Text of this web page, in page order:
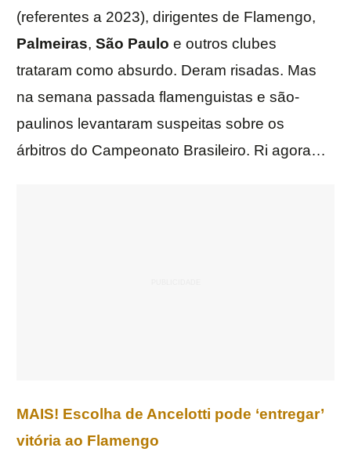
(referentes a 2023), dirigentes de Flamengo,
Palmeiras, São Paulo e outros clubes
trataram como absurdo. Deram risadas. Mas
na semana passada flamenguistas e são-
paulinos levantaram suspeitas sobre os
árbitros do Campeonato Brasileiro. Ri agora…
MAIS! Escolha de Ancelotti pode ‘entregar’
vitória ao Flamengo